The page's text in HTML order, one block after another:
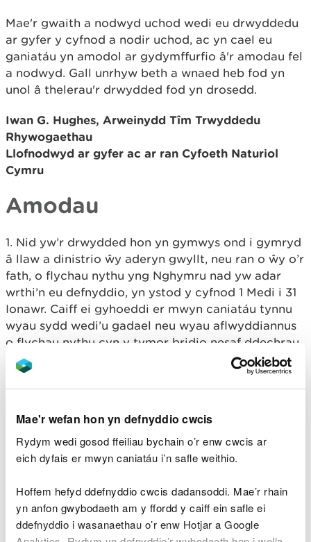
Mae'r wefan hon yn defnyddio cwcis
Rydym wedi gosod ffeiliau bychain o’r enw cwcis ar
eich dyfais er mwyn caniatáu i’n safle weithio.
Hoffem hefyd ddefnyddio cwcis dadansoddi. Mae’r rhain
yn anfon gwybodaeth am y ffordd y caiff ein safle ei
ddefnyddio i wasanaethau o’r enw Hotjar a Google
Mae'r gwaith a nodwyd uchod wedi eu drwyddedu
ar gyfer y cyfnod a nodir uchod, ac yn cael eu
ganiatáu yn amodol ar gydymffurfio â'r amodau fel
a nodwyd. Gall unrhyw beth a wnaed heb fod yn
unol â thelerau'r drwydded fod yn drosedd.
Iwan G. Hughes, Arweinydd Tîm Trwyddedu
Rhywogaethau
Llofnodwyd ar gyfer ac ar ran Cyfoeth Naturiol
Cymru
Amodau
1. Nid yw’r drwydded hon yn gymwys ond i gymryd
â llaw a dinistrio ŵy aderyn gwyllt, neu ran o ŵy o’r
fath, o flychau nythu yng Nghymru nad yw adar
wrthi’n eu defnyddio, yn ystod y cyfnod 1 Medi i 31
Ionawr. Caiff ei gyhoeddi er mwyn caniatáu tynnu
wyau sydd wedi’u gadael neu wyau aflwyddiannus
o flychau nythu cyn y tymor bridio nesaf ddechrau.
Rhaid i bob
y a dynnir o flwch nythu o dan y
drwydded hon gael ei ddinistrio cyn gynted â
phosib.
2. Nid oes dim yn y drwydded hon yn caniatáu
gwerthu, trwco neu gyfnewidŵy aderyn gwyllt neu
unrhyw ran o ŵy o’r fath.
3. Nid oes dim yn y drwydded hon yn caniatáu
cadw neu berchen arŵ y aderyn gwyllt neu ran o
y o’r fath.